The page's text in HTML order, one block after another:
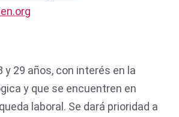
y 29 años, con interés en la
y que se encuentren en
laboral. Se dará prioridad a